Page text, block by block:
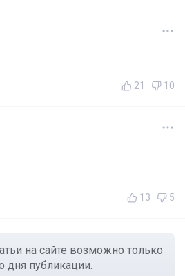
21 10
13 5
на сайте возможно только
дня публикации.